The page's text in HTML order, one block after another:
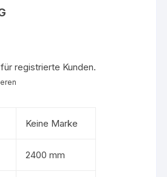
registrierte Kunden.
Keine Marke
2400 mm